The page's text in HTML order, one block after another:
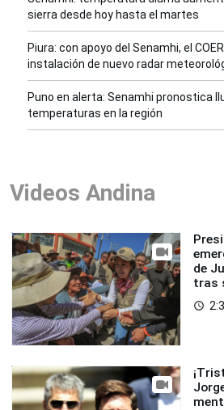
sierra desde hoy hasta el martes
Piura: con apoyo del Senamhi, el
instalación de nuevo radar
Puno en alerta: Senamhi pronostica
temperaturas en la región
Videos Andina
de
tras
access_time